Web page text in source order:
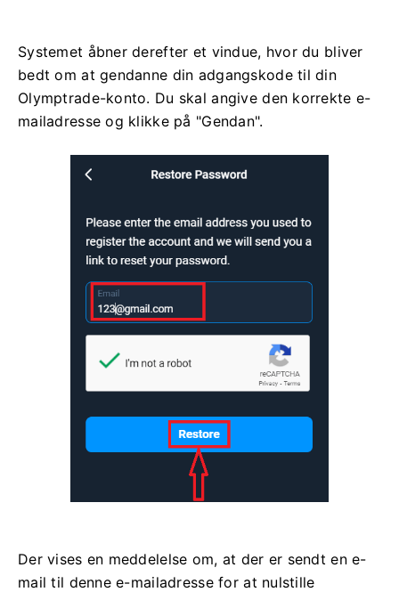
Systemet åbner derefter et vindue, hvor du bliver
bedt om at gendanne din adgangskode til din
Olymptrade-konto. Du skal angive den korrekte e-
mailadresse og klikke på "Gendan".
Der vises en meddelelse om, at der er sendt en e-
mail til denne e-mailadresse for at nulstille